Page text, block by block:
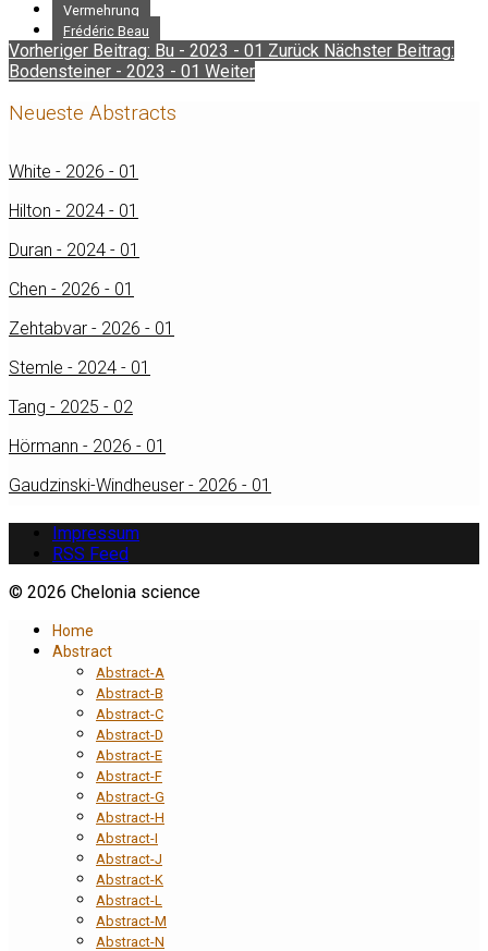
Vermehrung
Frédéric Beau
Vorheriger Beitrag: Bu - 2023 - 01 Zurück Nächster Beitrag:
Bodensteiner - 2023 - 01 Weiter
Neueste Abstracts
White - 2026 - 01
Hilton - 2024 - 01
Duran - 2024 - 01
Chen - 2026 - 01
Zehtabvar - 2026 - 01
Stemle - 2024 - 01
Tang - 2025 - 02
Hörmann - 2026 - 01
Gaudzinski-Windheuser - 2026 - 01
Impressum
RSS Feed
© 2026 Chelonia science
Home
Abstract
Abstract-A
Abstract-B
Abstract-C
Abstract-D
Abstract-E
Abstract-F
Abstract-G
Abstract-H
Abstract-I
Abstract-J
Abstract-K
Abstract-L
Abstract-M
Abstract-N